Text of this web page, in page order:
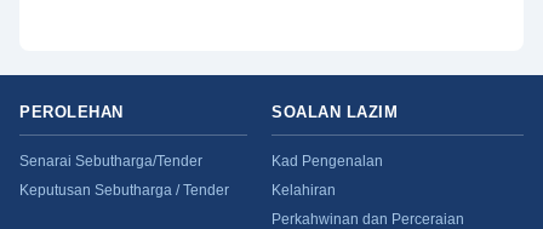
PEROLEHAN
Senarai Sebutharga/Tender
Keputusan Sebutharga / Tender
SOALAN LAZIM
Kad Pengenalan
Kelahiran
Perkahwinan dan Perceraian